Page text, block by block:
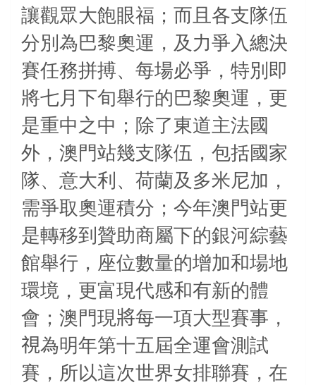
讓觀眾大飽眼福；而且各支隊伍
分別為巴黎奧運，及力爭入總決
賽任務拼搏、每場必爭，特別即
將七月下旬舉行的巴黎奧運，更
是重中之中；除了東道主法國
外，澳門站幾支隊伍，包括國家
隊、意大利、荷蘭及多米尼加，
需爭取奧運積分；今年澳門站更
是轉移到贊助商屬下的銀河綜藝
館舉行，座位數量的增加和場地
環境，更富現代感和有新的體
會；澳門現將每一項大型賽事，
視為明年第十五屆全運會測試
賽，所以這次世界女排聯賽，在